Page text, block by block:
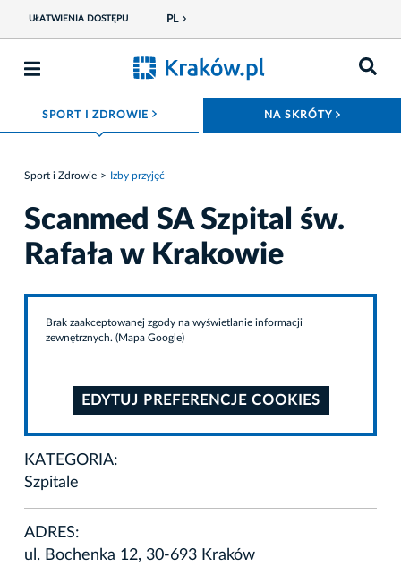
UŁATWIENIA DOSTĘPU PL
SPORT I ZDROWIE ROZWIŃ MENU NA SKRÓTY
Sport i Zdrowie Izby przyjęć
Scanmed SA Szpital św.
Rafała w Krakowie
Brak zaakceptowanej zgody na wyświetlanie informacji
zewnętrznych. (Mapa Google)
EDYTUJ PREFERENCJE COOKIES
KATEGORIA:
Szpitale
ADRES:
ul. Bochenka 12, 30-693 Kraków